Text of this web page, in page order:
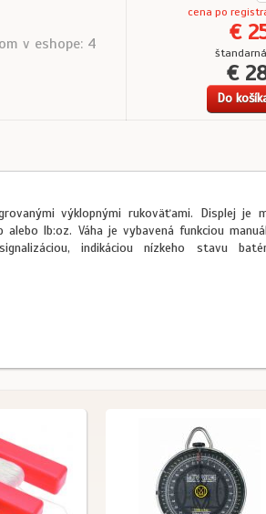
v eshope: 4
cena po
€
€
Do
výklopnými rukoväťami. Displej je
lb:oz. Váha je vybavená funkciou
indikáciou nízkeho stavu